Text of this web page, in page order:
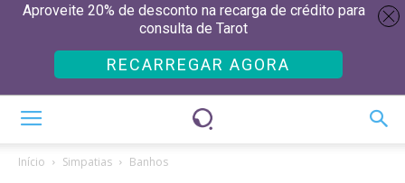
Início Simpatias Banhos
Aproveite 20% de desconto na recarga de crédito para
consulta de Tarot
RECARREGAR AGORA